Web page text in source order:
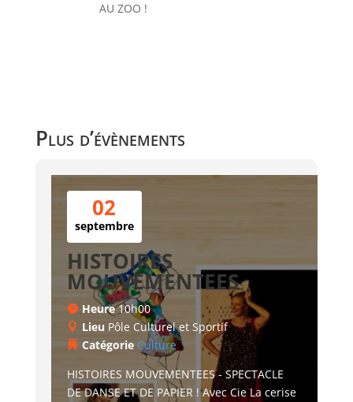
AU ZOO !
Plus d’évènements
02
septembre
HISTOIRES
MOUVEMENTEES
Heure10h00
Lieu Pôle Culturel et Sportif
Catégorie Culture
HISTOIRES MOUVEMENTEES - SPECTACLE
DE DANSE ET DE PAPIER ! Avec Cie La cerise